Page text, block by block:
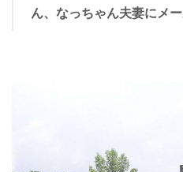
ん、なっちゃん夫妻にメ